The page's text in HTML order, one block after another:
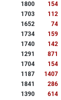
1800 154
1703 112
1652 74
1734 159
1740 142
1291 871
1704 154
1187 1407
1841 286
1390 614